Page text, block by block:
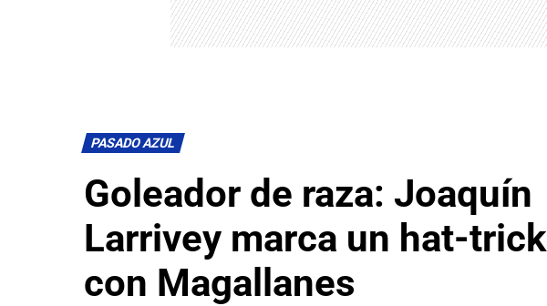
PASADO AZUL
Goleador de raza: Joaquín
Larrivey marca un hat-trick
con Magallanes